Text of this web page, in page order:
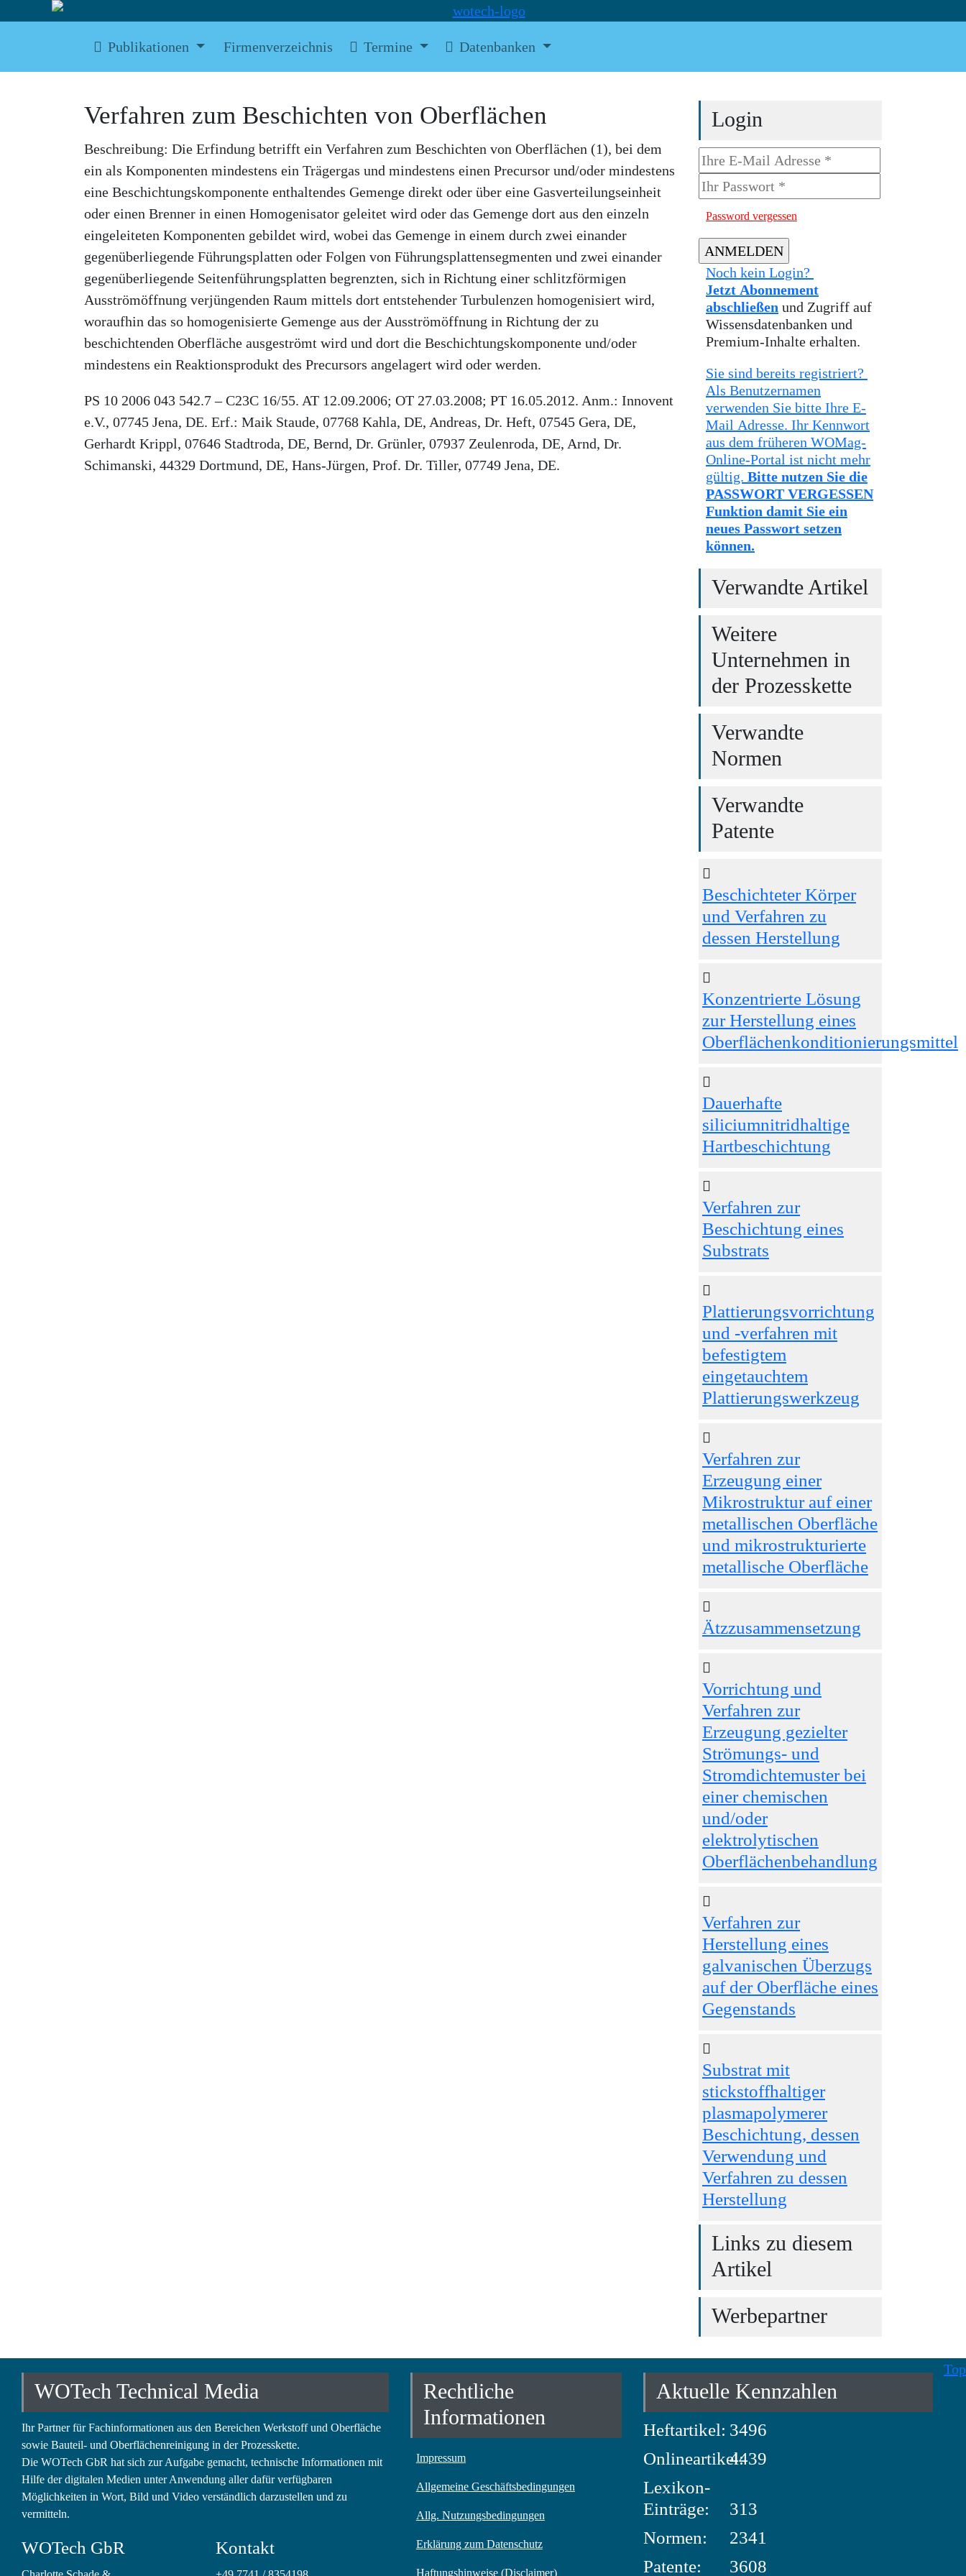
Publikationen Firmenverzeichnis Termine Datenbanken
Verfahren zum Beschichten von Oberflächen
Beschreibung: Die Erfindung betrifft ein Verfahren zum Beschichten von Oberflächen (1), bei dem
ein als Komponenten mindestens ein Trägergas und mindestens einen Precursor und/oder mindestens
eine Beschichtungskomponente enthaltendes Gemenge direkt oder über eine Gasverteilungseinheit
oder einen Brenner in einen Homogenisator geleitet wird oder das Gemenge dort aus den einzeln
eingeleiteten Komponenten gebildet wird, wobei das Gemenge in einem durch zwei einander
gegenüberliegende Führungsplatten oder Folgen von Führungsplattensegmenten und zwei einander
gegenüberliegende Seitenführungsplatten begrenzten, sich in Richtung einer schlitzförmigen
Ausströmöffnung verjüngenden Raum mittels dort entstehender Turbulenzen homogenisiert wird,
woraufhin das so homogenisierte Gemenge aus der Ausströmöffnung in Richtung der zu
beschichtenden Oberfläche ausgeströmt wird und dort die Beschichtungskomponente und/oder
mindestens ein Reaktionsprodukt des Precursors angelagert wird oder werden.
PS 10 2006 043 542.7 – C23C 16/55. AT 12.09.2006; OT 27.03.2008; PT 16.05.2012. Anm.: Innovent
e.V., 07745 Jena, DE. Erf.: Maik Staude, 07768 Kahla, DE, Andreas, Dr. Heft, 07545 Gera, DE,
Gerhardt Krippl, 07646 Stadtroda, DE, Bernd, Dr. Grünler, 07937 Zeulenroda, DE, Arnd, Dr.
Schimanski, 44329 Dortmund, DE, Hans-Jürgen, Prof. Dr. Tiller, 07749 Jena, DE.
Login
Password vergessen
Noch kein Login?
Jetzt Abonnement
abschließen
Wissensdatenbanken und
Premium-Inhalte erhalten.
Sie sind bereits registriert?
Als Benutzernamen
verwenden Sie bitte Ihre E-
Mail Adresse. Ihr Kennwort
aus dem früheren WOMag-
Online-Portal ist nicht mehr
gültig. Bitte nutzen Sie die
PASSWORT VERGESSEN
Funktion damit Sie ein
neues Passwort setzen
können.
Verwandte Artikel
Weitere
Unternehmen in
der Prozesskette
Verwandte
Normen
Verwandte
Patente
Beschichteter Körper
und Verfahren zu
dessen Herstellung
Konzentrierte Lösung
zur Herstellung eines
Oberflächenkonditionierungsmittel
Dauerhafte
siliciumnitridhaltige
Hartbeschichtung
Verfahren zur
Beschichtung eines
Substrats
Plattierungsvorrichtung
und -verfahren mit
befestigtem
eingetauchtem
Plattierungswerkzeug
Verfahren zur
Erzeugung einer
Mikrostruktur auf einer
metallischen Oberfläche
und mikrostrukturierte
metallische Oberfläche
Ätzzusammensetzung
Vorrichtung und
Verfahren zur
Erzeugung gezielter
Strömungs- und
Stromdichtemuster bei
einer chemischen
und/oder
elektrolytischen
Oberflächenbehandlung
Verfahren zur
Herstellung eines
galvanischen Überzugs
auf der Oberfläche eines
Gegenstands
Substrat mit
stickstoffhaltiger
plasmapolymerer
Beschichtung, dessen
Verwendung und
Verfahren zu dessen
Herstellung
Links zu diesem
Artikel
Werbepartner
Top
WOTech Technical Media
Ihr Partner für Fachinformationen aus den Bereichen Werkstoff und Oberfläche
sowie Bauteil- und Oberflächenreinigung in der Prozesskette.
Die WOTech GbR hat sich zur Aufgabe gemacht, technische Informationen mit
Hilfe der digitalen Medien unter Anwendung aller dafür verfügbaren
Möglichkeiten in Wort, Bild und Video verständlich darzustellen und zu
vermitteln.
WOTech GbR Kontakt
Rechtliche
Informationen
Impressum
Allgemeine Geschäftsbedingungen
Allg. Nutzungsbedingungen
Erklärung zum Datenschutz
Haftungshinweise (Disclaimer)
Aktuelle Kennzahlen
Heftartikel: 3496
Onlineartikel:4439
Lexikon-
Einträge:
313
Normen:
2341
Patente:
3608